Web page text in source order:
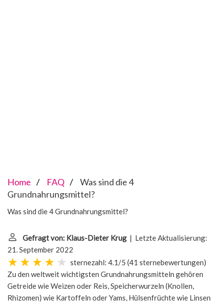
Home FAQ
Was sind die 4
Grundnahrungsmittel?
Was sind die 4 Grundnahrungsmittel?
Gefragt von: Klaus-Dieter Krug | Letzte Aktualisierung:
21. September 2022
sternezahl: 4.1/5 (41 sternebewertungen)
Zu den weltweit wichtigsten Grundnahrungsmitteln gehören
Getreide wie Weizen oder Reis, Speicherwurzeln (Knollen,
Rhizomen) wie Kartoffeln oder Yams, Hülsenfrüchte wie Linsen